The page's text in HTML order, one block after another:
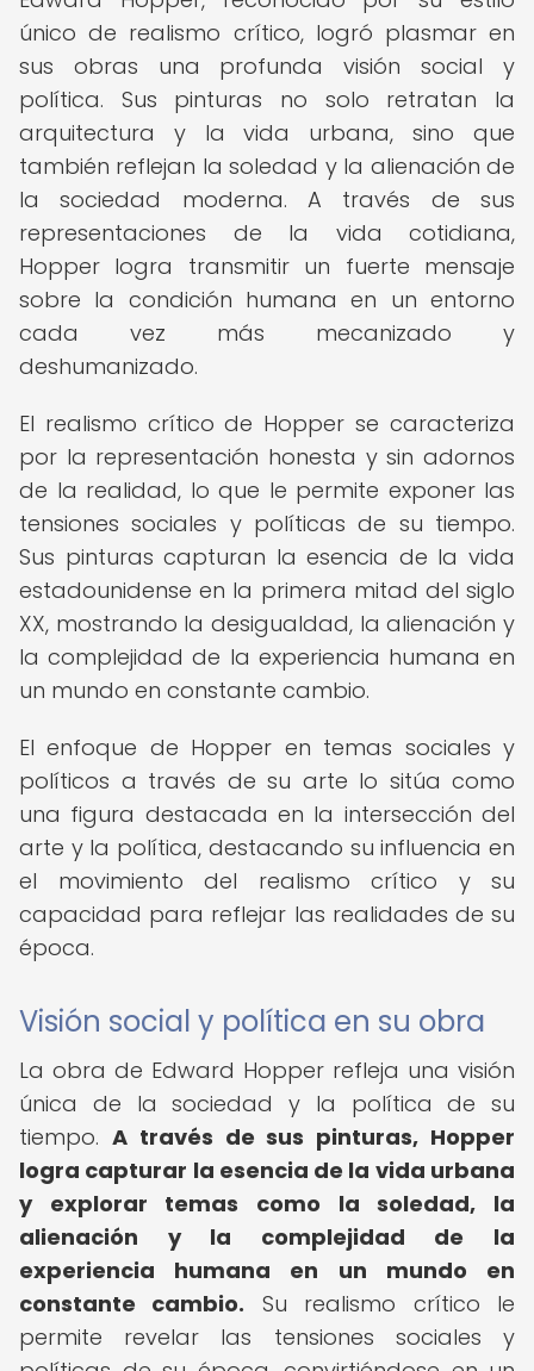
único de realismo crítico, logró plasmar en
sus obras una profunda visión social y
política. Sus pinturas no solo retratan la
arquitectura y la vida urbana, sino que
también reflejan la soledad y la alienación de
la sociedad moderna. A través de sus
representaciones de la vida cotidiana,
Hopper logra transmitir un fuerte mensaje
sobre la condición humana en un entorno
cada vez más mecanizado y
deshumanizado.
El realismo crítico de Hopper se caracteriza
por la representación honesta y sin adornos
de la realidad, lo que le permite exponer las
tensiones sociales y políticas de su tiempo.
Sus pinturas capturan la esencia de la vida
estadounidense en la primera mitad del siglo
XX, mostrando la desigualdad, la alienación y
la complejidad de la experiencia humana en
un mundo en constante cambio.
El enfoque de Hopper en temas sociales y
políticos a través de su arte lo sitúa como
una figura destacada en la intersección del
arte y la política, destacando su influencia en
el movimiento del realismo crítico y su
capacidad para reflejar las realidades de su
época.
Visión social y política en su obra
La obra de Edward Hopper refleja una visión
única de la sociedad y la política de su
tiempo. A través de sus pinturas, Hopper
logra capturar la esencia de la vida urbana
y explorar temas como la soledad, la
alienación y la complejidad de la
experiencia humana en un mundo en
constante cambio. Su realismo crítico le
permite revelar las tensiones sociales y